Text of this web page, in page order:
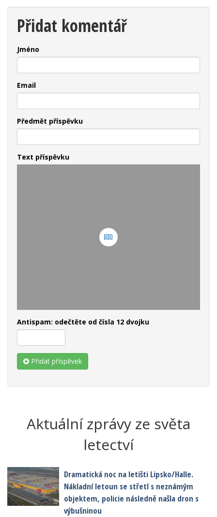
Přidat komentář
Jméno
Email
Předmět příspěvku
Text příspěvku
Antispam: odečtěte od čísla 12 dvojku
Přidat příspěvek
Aktuální zprávy ze světa
letectví
Dramatická noc na letišti Lipsko/Halle.
Nákladní letoun se střetl s neznámým
objektem, policie následně našla dron s
výbušninou